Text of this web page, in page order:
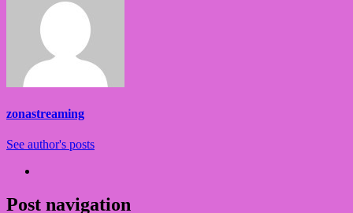
zonastreaming
See author's posts
Post navigation